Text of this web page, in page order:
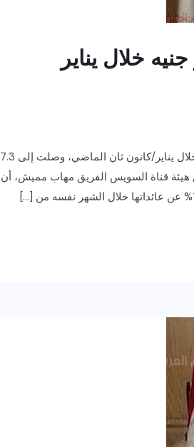
السويس إلى 7.3 مليار جنيه خلال يناير
كشف الجهاز المركزي للتعبئة العامة والإحصاء، أن إجمالي عائدات قناة السويس، خلال يناير/كانون ثان الماضي، وصلت إلى 7.3
78.7 مليون طن. وأوضح رئيس هيئة قناة السويس الفريق مهاب مميش، أن